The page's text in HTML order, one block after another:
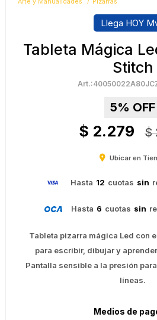
Arte y Manualidades Pizarras
Llega HOY
Tableta Mágica
Stitch
5
$ 2.279 $
Ubicar en
Hasta 12 cuotas sin
Hasta 6 cuotas sin
Tableta pizarra mágica Led con
para escribir, dibujar y
Pantalla sensible a la presión
líneas.
Medios de